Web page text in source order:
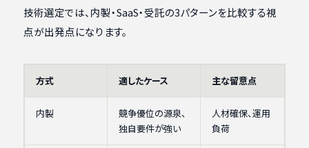
技術選定では、内製・SaaS・受託の3パターンを比較する視
点が出発点になります。
方式 適したケース 主な留意点
内製
競争優位の源泉、
独自要件が強い
人材確保、運用
負荷